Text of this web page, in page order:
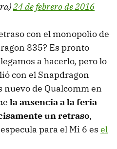
24 de febrero de 2016
con el monopolio de
835? Es pronto
a hacerlo, pero lo
con el Snapdragon
nuevo de Qualcomm en
la ausencia a la feria
un retraso,
para el Mi 6 es el